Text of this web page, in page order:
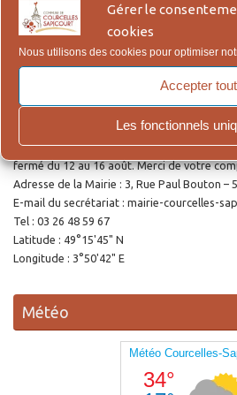
Gérer le
cookies
Nous utilisons des cookies pour optimiser
Accepter tout
Les fonctionnels
Lien pour la demande en ligne des actes de
Mariage et Décès.
Ouverture de la Mairie
Le secrétariat accueille le public le lundi et
14h30 à 18h00. Pour cause de vacances
fermé du 12 au 16 août. Merci de votre
Adresse de la Mairie : 3, Rue Paul Bouton –
E-mail du secrétariat : mairie-courcelles-
Tel : 03 26 48 59 67
Latitude : 49°15'45" N
Longitude : 3°50'42" E
Météo